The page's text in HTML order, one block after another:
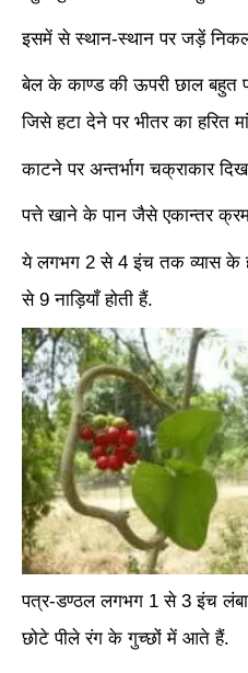
इसमें से स्थान-स्थान पर जड़ें
बेल के काण्ड की ऊपरी छाल बहुत
जिसे हटा देने पर भीतर का हरित
काटने पर अन्तर्भाग चक्राकार
पत्ते खाने के पान जैसे एकान्तर
ये लगभग 2 से 4 इंच तक व्यास के
से 9 नाड़ियाँ होती हैं.
पत्र-डण्ठल लगभग 1 से 3 इंच
छोटे पीले रंग के गुच्छों में आते हैं.